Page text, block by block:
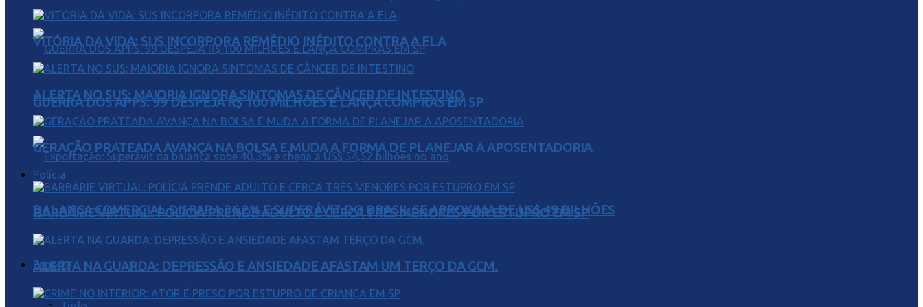
GUERRA DOS APPS: 99 DESPEJA R$ 100 MILHÕES E LANÇA COMPRAS EM SP
BALANÇA COMERCIAL DISPARA 36,2% E SUPERÁVIT DO BRASIL SE APROXIMA DE US$ 49 BILHÕES
Esporte
VITÓRIA DA VIDA: SUS INCORPORA REMÉDIO INÉDITO CONTRA A ELA
ALERTA NO SUS: MAIORIA IGNORA SINTOMAS DE CÂNCER DE INTESTINO
GERAÇÃO PRATEADA AVANÇA NA BOLSA E MUDA A FORMA DE PLANEJAR A APOSENTADORIA
Polícia
BARBÁRIE VIRTUAL: POLÍCIA PRENDE ADULTO E CERCA TRÊS MENORES POR ESTUPRO EM SP
ALERTA NA GUARDA: DEPRESSÃO E ANSIEDADE AFASTAM UM TERÇO DA GCM.